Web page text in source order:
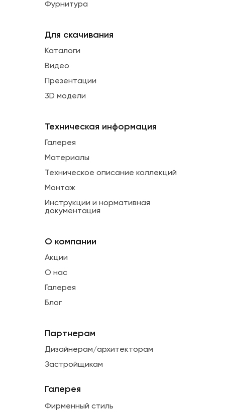
Фурнитура
Для скачивания
Каталоги
Видео
Презентации
3D модели
Техническая информация
Галерея
Материалы
Техническое описание коллекций
Монтаж
Инструкции и нормативная
документация
О компании
Акции
О нас
Галерея
Блог
Партнерам
Дизайнерам/архитекторам
Застройщикам
Галерея
Фирменный стиль